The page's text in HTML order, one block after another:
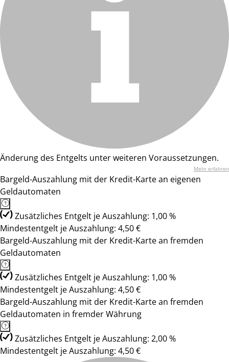
Änderung des Entgelts unter weiteren Voraussetzungen.
Mehr erfahren
Bargeld-Auszahlung mit der Kredit-Karte an eigenen
Geldautomaten
Zusätzliches Entgelt je Auszahlung: 1,00 %
Mindestentgelt je Auszahlung: 4,50 €
Bargeld-Auszahlung mit der Kredit-Karte an fremden
Geldautomaten
Zusätzliches Entgelt je Auszahlung: 1,00 %
Mindestentgelt je Auszahlung: 4,50 €
Bargeld-Auszahlung mit der Kredit-Karte an fremden
Geldautomaten in fremder Währung
Zusätzliches Entgelt je Auszahlung: 2,00 %
Mindestentgelt je Auszahlung: 4,50 €